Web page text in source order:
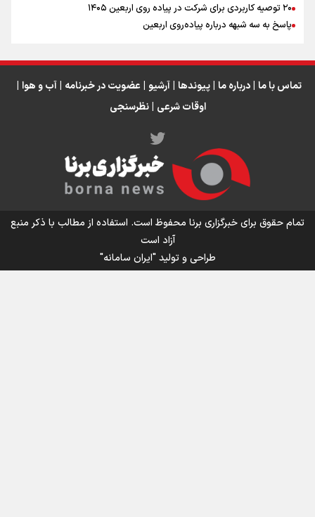
عراق
اینفو برنا/ میزان مالیات بر ارزش افزوده چقدر است؟
۲۰ توصیه کاربردی برای شرکت در پیاده روی اربعین ۱۴۰۵
پاسخ به سه‌ شبهه درباره پیاده‌روی اربعین
تماس با ما درباره ما پیوندها آرشیو عضویت در خبرنامه آب و هوا
اوقات شرعی نظرسنجی
تمام حقوق برای خبرگزاری برنا محفوظ است. استفاده از مطالب با ذکر منبع
آزاد است
طراحی و تولید"ایران سامانه"